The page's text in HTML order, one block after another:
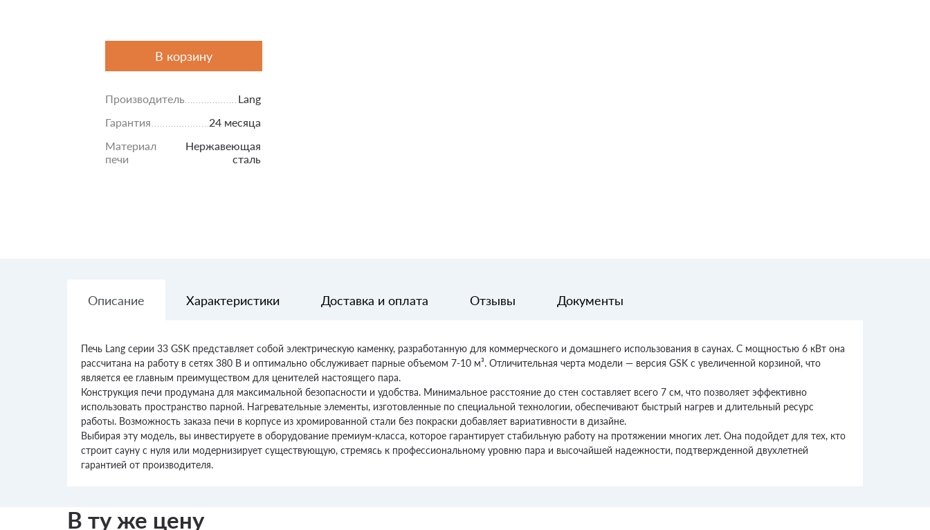
В корзину
Производитель
Lang
Гарантия
24 месяца
Материал
печи
Нержавеющая
сталь
Описание Характеристики Доставка и оплата Отзывы Документы
Печь Lang серии 33 GSK представляет собой электрическую каменку, разработанную для коммерческого и домашнего использования в саунах. С мощностью 6 кВт она
рассчитана на работу в сетях 380 В и оптимально обслуживает парные объемом 7-10 м³. Отличительная черта модели — версия GSK с увеличенной корзиной, что
является ее главным преимуществом для ценителей настоящего пара.
Конструкция печи продумана для максимальной безопасности и удобства. Минимальное расстояние до стен составляет всего 7 см, что позволяет эффективно
использовать пространство парной. Нагревательные элементы, изготовленные по специальной технологии, обеспечивают быстрый нагрев и длительный ресурс
работы. Возможность заказа печи в корпусе из хромированной стали без покраски добавляет вариативности в дизайне.
Выбирая эту модель, вы инвестируете в оборудование премиум-класса, которое гарантирует стабильную работу на протяжении многих лет. Она подойдет для тех, кто
строит сауну с нуля или модернизирует существующую, стремясь к профессиональному уровню пара и высочайшей надежности, подтвержденной двухлетней
гарантией от производителя.
В ту же цену